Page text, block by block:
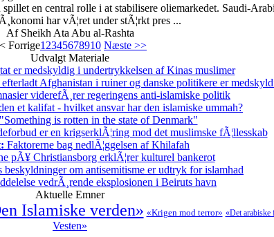
en central rolle i at stabilisere oliemarkedet. Saudi-
har vÃ¦ret under stÃ¦rkt pres ...
Af Sheikh Ata Abu al-Rashta
Forrige1 2345678910 Næste >>
Udvalgt Materiale
er medskyldig i undertrykkelsen af Kinas muslimer
Afghanistan i ruiner og danske politikere er
viderefÃ¸rer regeringens anti-islamiske politik
et kalifat - hvilket ansvar har den islamiske ummah?
"Something is rotten in the state of Denmark"
er en krigserklÃ¦ring mod det muslimske fÃ¦llesskab
Faktorerne bag nedlÃ¦ggelsen af Khilafah
pÃ¥ Christiansborg erklÃ¦rer kulturel bankerot
beskyldninger om antisemitisme er udtryk for islamhad
vedrÃ¸rende eksplosionen i Beiruts havn
Aktuelle Emner
Islamiske verden» «Krigen mod terror» «Det
Vesten»